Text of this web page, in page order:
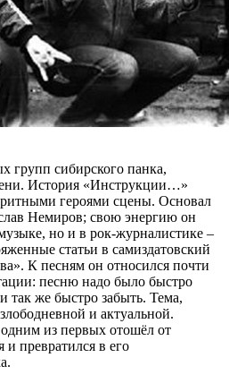
групп сибирского панка,
История «Инструкции…»
героями сцены. Основал
Немиров; свою энергию он
но и в рок-журналистике –
статьи в самиздатовский
К песням он относился почти
песню надо было быстро
так же быстро забыть. Тема,
и актуальной.
из первых отошёл от
превратился в его